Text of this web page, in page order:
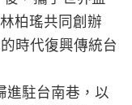
柏瑤共同創辦
時代復興傳統台
進駐台南巷，以